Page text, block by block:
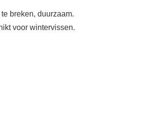
breken, duurzaam.
voor wintervissen.